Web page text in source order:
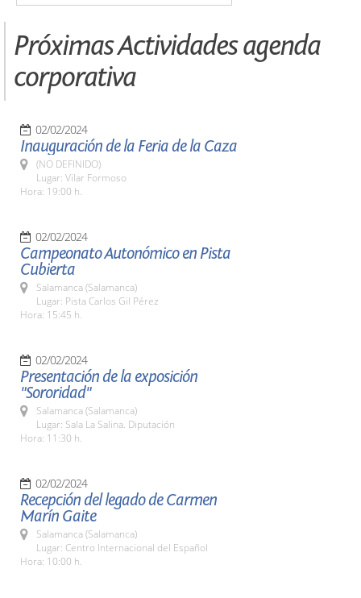
Próximas Actividades agenda
corporativa
02/02/2024
Inauguración de la Feria de la Caza
(NO DEFINIDO)
Lugar: Vilar Formoso
Hora: 19:00 h.
02/02/2024
Campeonato Autonómico en Pista
Cubierta
Salamanca (Salamanca)
Lugar: Pista Carlos Gil Pérez
Hora: 15:45 h.
02/02/2024
Presentación de la exposición
"Sororidad"
Salamanca (Salamanca)
Lugar: Sala La Salina. Diputación
Hora: 11:30 h.
02/02/2024
Recepción del legado de Carmen
Marín Gaite
Salamanca (Salamanca)
Lugar: Centro Internacional del Español
Hora: 10:00 h.